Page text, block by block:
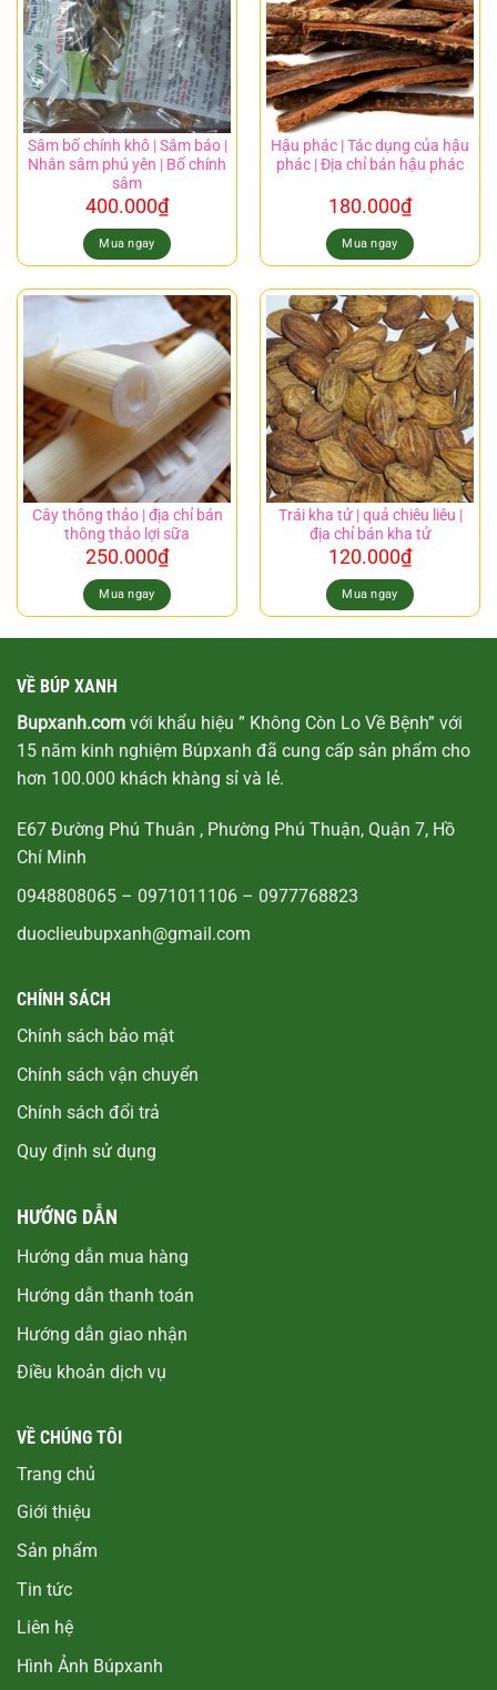
Sâm bố chính khô | Sâm báo |
Nhân sâm phú yên | Bố chính
sâm
400.000₫
Mua ngay
Hậu phác | Tác dụng của hậu
phác | Địa chỉ bán hậu phác
180.000₫
Mua ngay
Cây thông thảo | địa chỉ bán
thông thảo lợi sữa
250.000₫
Mua ngay
Trái kha tử | quả chiêu liêu |
địa chỉ bán kha tử
120.000₫
Mua ngay
VỀ BÚP XANH
Bupxanh.com với khẩu hiệu ” Không Còn Lo Về Bệnh” với
15 năm kinh nghiệm Búpxanh đã cung cấp sản phẩm cho
hơn 100.000 khách khàng sỉ và lẻ.
E67 Đường Phú Thuân , Phường Phú Thuận, Quận 7, Hồ
Chí Minh
0948808065 – 0971011106 – 0977768823
duoclieubupxanh@gmail.com
CHÍNH SÁCH
Chính sách bảo mật
Chính sách vận chuyển
Chính sách đổi trả
Quy định sử dụng
HƯỚNG DẪN
Hướng dẫn mua hàng
Hướng dẫn thanh toán
Hướng dẫn giao nhận
Điều khoản dịch vụ
VỀ CHÚNG TÔI
Trang chủ
Giới thiệu
Sản phẩm
Tin tức
Liên hệ
Hình Ảnh Búpxanh